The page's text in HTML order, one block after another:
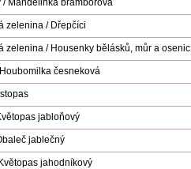
zelenina / Dřepčíci
zelenina / Housenky bělásků, můr a osenic
česneková
jabloňový
jablečný
jahodníkový